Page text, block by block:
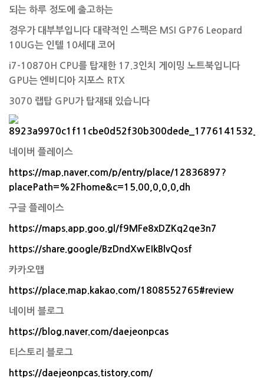
되는 하루 정도에 출고하는
경우가 대부부입니다 대략적인 스펙은 MSI GP76 Leopard
10UG는 인텔 10세대 코어
i7-10870H CPU를 탑재한 17.3인치 게이밍 노트북입니다
GPU는 엔비디아 지포스 RTX
3070 랩탑 GPU가 탑재돼 있습니다
네이버 플레이스
https://map.naver.com/p/entry/place/12836897?
placePath=%2Fhome&c=15.00,0,0,0,dh
구글 플레이스
https://maps.app.goo.gl/f9MFe8xDZKq2qe3n7
https://share.google/BzDndXwEIkBlvQosf
카카오맵
https://place.map.kakao.com/1808552765#review
네이버 블로그
https://blog.naver.com/daejeonpcas
티스토리 블로그
https://daejeonpcas.tistory.com/